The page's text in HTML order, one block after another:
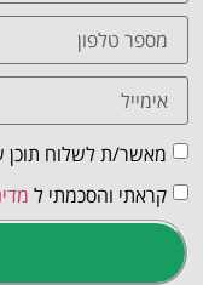
מאשר/ת לשלוח תוכן
קראתי והסכמתי ל